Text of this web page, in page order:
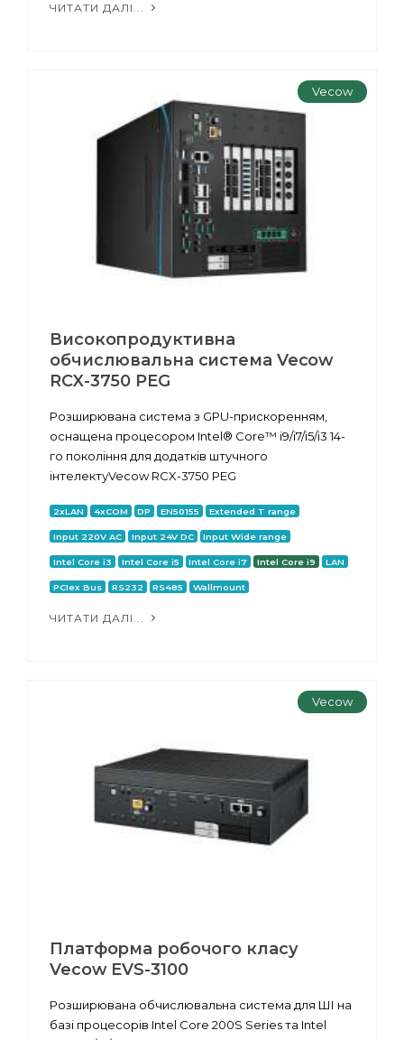
ЧИТАТИ ДАЛІ...
Vecow
Високопродуктивна
обчислювальна система Vecow
RCX-3750 PEG
Розширювана система з GPU-прискоренням,
оснащена процесором Intel® Core™ i9/i7/i5/i3 14-
го покоління для додатків штучного
інтелектуVecow RCX-3750 PEG
2xLAN 4xCOM DP EN50155 Extended T range
Input 220V AC Input 24V DC Input Wide range
Intel Core i3 Intel Core i5 Intel Core i7 Intel Core i9 LAN
PCIex Bus RS232 RS485 Wallmount
ЧИТАТИ ДАЛІ...
Vecow
Платформа робочого класу
Vecow EVS-3100
Розширювана обчислювальна система для ШІ на
базі процесорів Intel Core 200S Series та Intel